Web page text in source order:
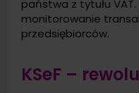
państwa z tytułu
monitorowanie
przedsiębiorców.
KSeF –